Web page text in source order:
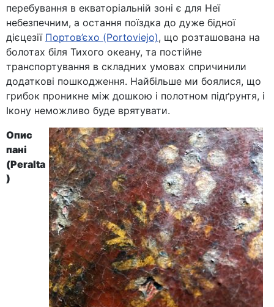
перебування в екваторіальній зоні є для Неї
небезпечним, а остання поїздка до дуже бідної
дієцезії Портов’єхо (Portoviejo), що розташована на
болотах біля Тихого океану, та постійне
транспортування в складних умовах спричинили
додаткові пошкодження. Найбільше ми боялися, що
грибок проникне між дошкою і полотном підґрунтя, і
Ікону неможливо буде врятувати.
Опис
пані
(Peralta
)